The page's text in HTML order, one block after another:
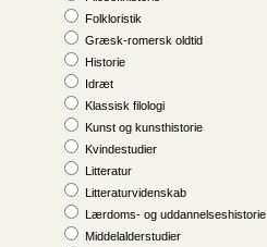
Folkloristik
Græsk-romersk oldtid
Historie
Idræt
Klassisk filologi
Kunst og kunsthistorie
Kvindestudier
Litteratur
Litteraturvidenskab
Lærdoms- og uddannelseshistorie
Middelalderstudier